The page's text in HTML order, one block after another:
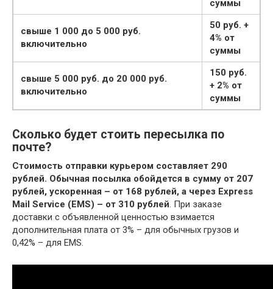
суммы
свыше 1 000 до 5 000 руб.
включительно
50 руб. +
4% от
суммы
свыше 5 000 руб. до 20 000 руб.
включительно
150 руб.
+ 2% от
суммы
Сколько будет стоить пересылка по
почте?
Стоимость отправки курьером составляет 290
рублей. Обычная посылка обойдется в сумму от 207
рублей, ускоренная – от 168 рублей, а через Express
Mail Service (EMS) – от 310 рублей. При заказе
доставки с объявленной ценностью взимается
дополнительная плата от 3% – для обычных грузов и
0,42% – для EMS.